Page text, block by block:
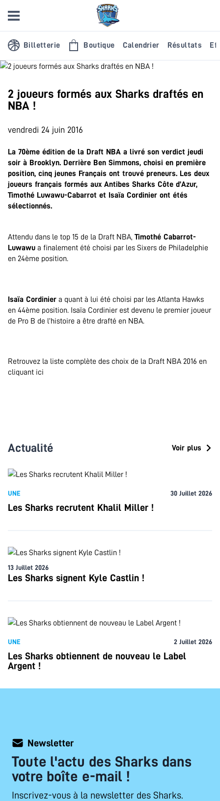
Billetterie Boutique Calendrier Résultats
2 joueurs formés aux Sharks draftés en
NBA !
vendredi 24 juin 2016
La 70ème édition de la Draft NBA a livré son verdict jeudi
soir à Brooklyn. Derrière Ben Simmons, choisi en première
position, cinq jeunes Français ont trouvé preneurs. Les deux
joueurs français formés aux Antibes Sharks Côte d’Azur,
Timothé Luwawu-Cabarrot et Isaïa Cordinier ont étés
sélectionnés.
Attendu dans le top 15 de la Draft NBA, Timothé Cabarrot-
Luwawu a finalement été choisi par les Sixers de Philadelphie
en 24ème position.
Isaïa Cordinier a quant à lui été choisi par les Atlanta Hawks
en 44ème position. Isaïa Cordinier est devenu le premier joueur
de Pro B de l’histoire a être drafté en NBA.
Retrouvez la liste complète des choix de la Draft NBA 2016 en
cliquant ici
Actualité Voir plus
UNE 30 Juillet 2026
Les Sharks recrutent Khalil Miller !
13 Juillet 2026
Les Sharks signent Kyle Castlin !
UNE 2 Juillet 2026
Les Sharks obtiennent de nouveau le Label
Argent !
Newsletter
Toute l'actu des Sharks dans
votre boîte e-mail !
Inscrivez-vous à la newsletter des Sharks.